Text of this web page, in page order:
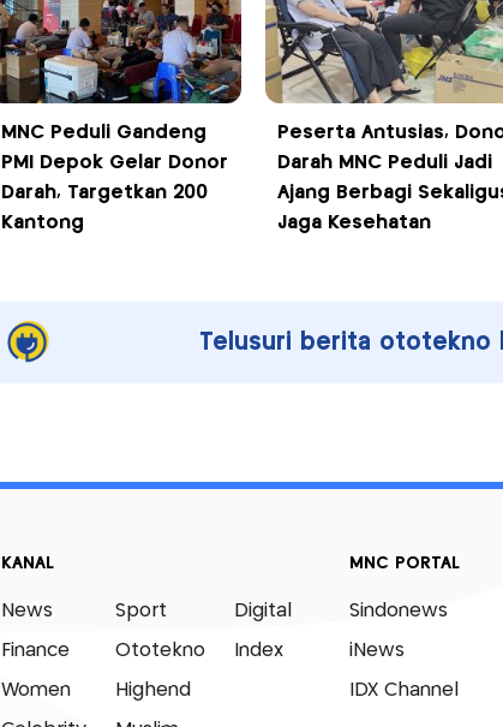
MNC Peduli Gandeng
PMI Depok Gelar Donor
Darah, Targetkan 200
Kantong
Peserta Antusias,
Darah MNC Peduli Jadi
Ajang Berbagi
Jaga Kesehatan
Telusuri berita ototekno
KANAL
News
Finance
Women
Sport
Ototekno
Highend
Digital
Index
MNC PORTAL
Sindonews
iNews
IDX Channel